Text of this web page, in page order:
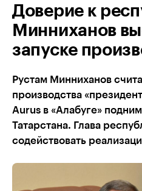
Доверие к
Минниханов
запуске
Рустам Минниханов
производства
Aurus в «Алабуге»
Татарстана. Глава
содействовать